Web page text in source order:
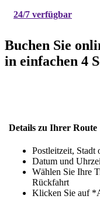
24/7 verfügbar
Buchen Sie
in einfachen 4
Details zu Ihrer Route
Postleitzeit, Stadt
Datum und
Wählen Sie Ihre
Rückfahrt
Klicken Sie auf